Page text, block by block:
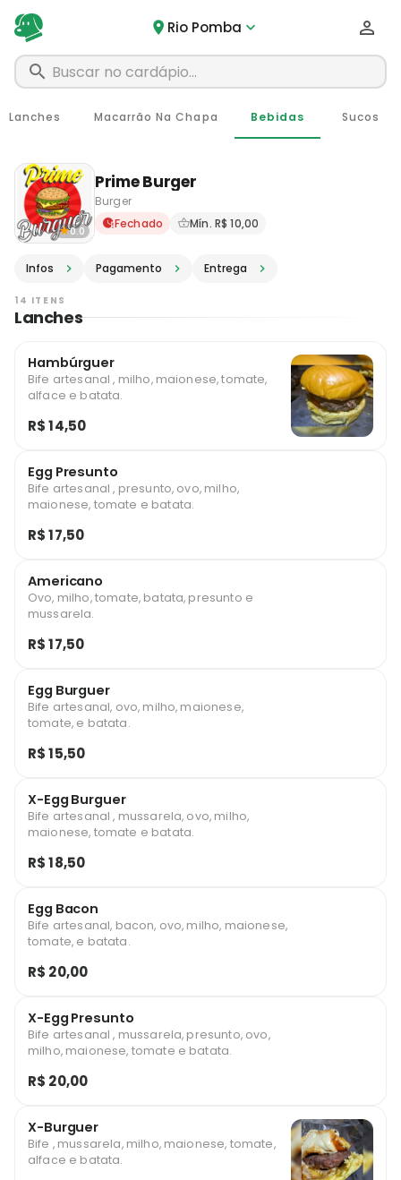
Rio Pomba
0.0
Prime Burger
Burger
Delivery em Rio Pomba -
Fechado Mín. R$ 10,00
Infos Pagamento Entrega
Lanches Macarrão Na Chapa Bebidas Sucos
14 ITENS
Lanches
Hambúrguer
Bife artesanal , milho, maionese, tomate,
alface e batata.
R$ 14,50
Egg Presunto
Bife artesanal , presunto, ovo, milho,
maionese, tomate e batata.
R$ 17,50
Americano
Ovo, milho, tomate, batata, presunto e
mussarela.
R$ 17,50
Egg Burguer
Bife artesanal, ovo, milho, maionese,
tomate, e batata.
R$ 15,50
X-Egg Burguer
Bife artesanal , mussarela, ovo, milho,
maionese, tomate e batata.
R$ 18,50
Egg Bacon
Bife artesanal, bacon, ovo, milho, maionese,
tomate, e batata.
R$ 20,00
X-Egg Presunto
Bife artesanal , mussarela, presunto, ovo,
milho, maionese, tomate e batata.
R$ 20,00
X-Burguer
Bife , mussarela, milho, maionese, tomate,
alface e batata.